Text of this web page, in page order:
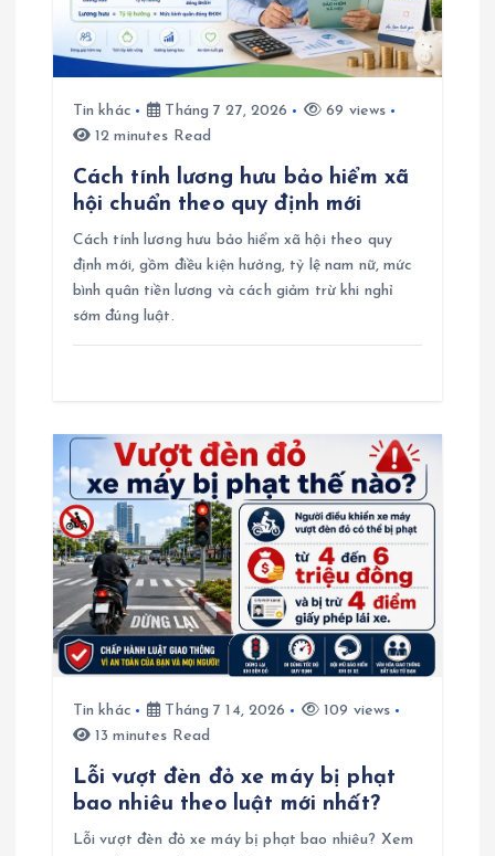
b
Tin khác Tháng 7 27, 2026
69 views
12 minutes Read
Cách tính lương hưu bảo hiểm xã
hội chuẩn theo quy định mới
Cách tính lương hưu bảo hiểm xã hội theo quy
định mới, gồm điều kiện hưởng, tỷ lệ nam nữ, mức
bình quân tiền lương và cách giảm trừ khi nghỉ
sớm đúng luật.
Tin khác Tháng 7 14, 2026
109 views
13 minutes Read
Lỗi vượt đèn đỏ xe máy bị phạt
bao nhiêu theo luật mới nhất?
Lỗi vượt đèn đỏ xe máy bị phạt bao nhiêu? Xem